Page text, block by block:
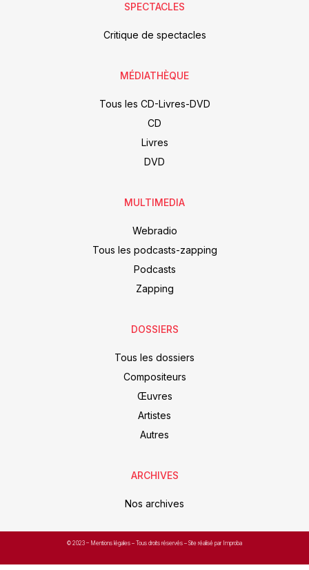
SPECTACLES
Critique de spectacles
MÉDIATHÈQUE
Tous les CD-Livres-DVD
CD
Livres
DVD
MULTIMEDIA
Webradio
Tous les podcasts-zapping
Podcasts
Zapping
DOSSIERS
Tous les dossiers
Compositeurs
Œuvres
Artistes
Autres
ARCHIVES
Nos archives
© 2023 – Mentions légales – Tous droits réservés – Site réalisé par Improba